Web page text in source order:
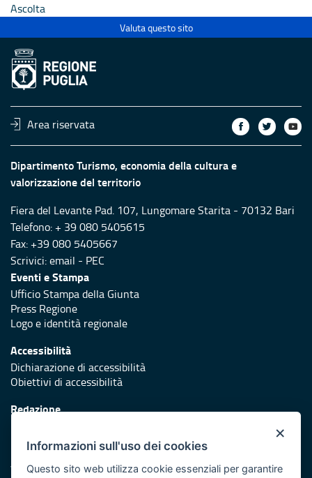
Ascolta
Valuta questo sito
Area riservata
Dipartimento Turismo, economia della cultura e
valorizzazione del territorio
Fiera del Levante Pad. 107, Lungomare Starita - 70132 Bari
Telefono: + 39 080 5405615
Fax: +39 080 5405667
Scrivici:email - PEC
Eventi e Stampa
Ufficio Stampa della Giunta
Press Regione
Logo e identità regionale
Accessibilità
Dichiarazione di accessibilità
Obiettivi di accessibilità
Redazione
Protezione civile
Vai al sito di Protezione Civile Puglia
×
Informazioni sull'uso dei cookies
Questo sito web utilizza cookie essenziali per garantire